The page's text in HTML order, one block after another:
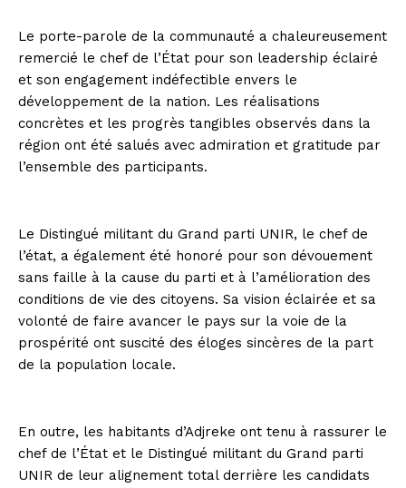
Le porte-parole de la communauté a chaleureusement
remercié le chef de l’État pour son leadership éclairé
et son engagement indéfectible envers le
développement de la nation. Les réalisations
concrètes et les progrès tangibles observés dans la
région ont été salués avec admiration et gratitude par
l’ensemble des participants.
Le Distingué militant du Grand parti UNIR, le chef de
l’état, a également été honoré pour son dévouement
sans faille à la cause du parti et à l’amélioration des
conditions de vie des citoyens. Sa vision éclairée et sa
volonté de faire avancer le pays sur la voie de la
prospérité ont suscité des éloges sincères de la part
de la population locale.
En outre, les habitants d’Adjreke ont tenu à rassurer le
chef de l’État et le Distingué militant du Grand parti
UNIR de leur alignement total derrière les candidats